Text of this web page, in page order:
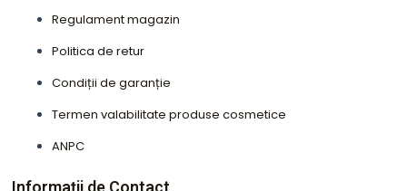
Regulament magazin
Politica de retur
Condiții de garanție
Termen valabilitate produse cosmetice
ANPC